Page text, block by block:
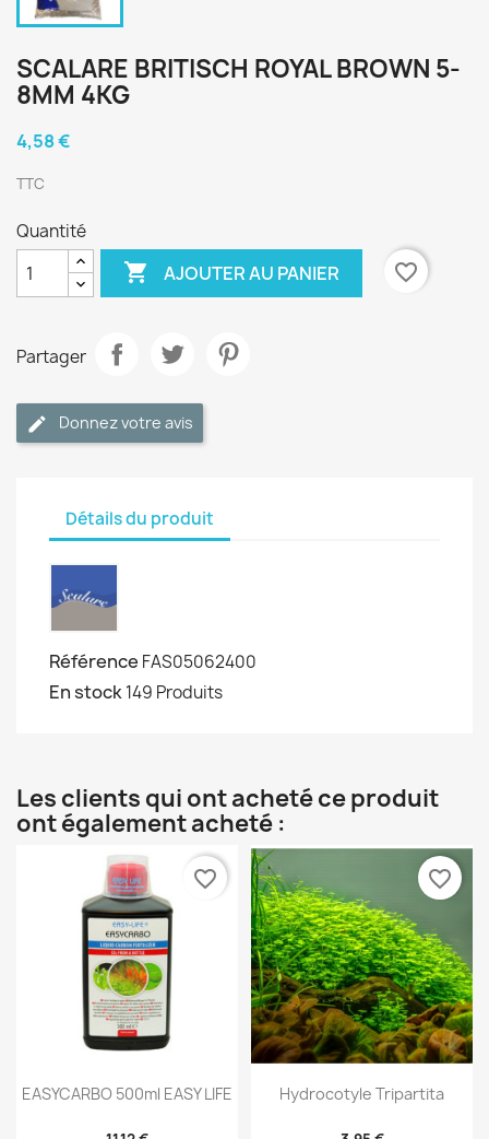
SCALARE BRITISCH ROYAL BROWN 5-
8MM 4KG
4,58 €
TTC
Quantité
 AJOUTER AU PANIER favorite_border
Partager
Donnez votre avis
Détails du produit
Référence FAS05062400
En stock149 Produits
Les clients qui ont acheté ce produit
ont également acheté :
EASYCARBO 500ml EASY LIFE
favorite_border
Hydrocotyle Tripartita
favorite_border